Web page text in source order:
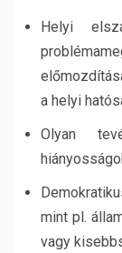
Helyi
a helyi
Olyan
mint pl.
vagy